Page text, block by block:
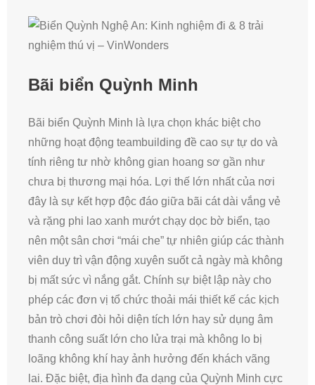
Bãi biển Quỳnh Minh
Bãi biển Quỳnh Minh là lựa chọn khác biệt cho
những hoạt động teambuilding đề cao sự tự do và
tính riêng tư nhờ không gian hoang sơ gần như
chưa bị thương mại hóa. Lợi thế lớn nhất của nơi
đây là sự kết hợp độc đáo giữa bãi cát dài vắng vẻ
và rặng phi lao xanh mướt chạy dọc bờ biển, tạo
nên một sân chơi “mái che” tự nhiên giúp các thành
viên duy trì vận động xuyên suốt cả ngày mà không
bị mất sức vì nắng gắt. Chính sự biệt lập này cho
phép các đơn vị tổ chức thoải mái thiết kế các kịch
bản trò chơi đòi hỏi diện tích lớn hay sử dụng âm
thanh công suất lớn cho lửa trại mà không lo bị
loãng không khí hay ảnh hưởng đến khách vãng
lai. Đặc biệt, địa hình đa dạng của Quỳnh Minh cực